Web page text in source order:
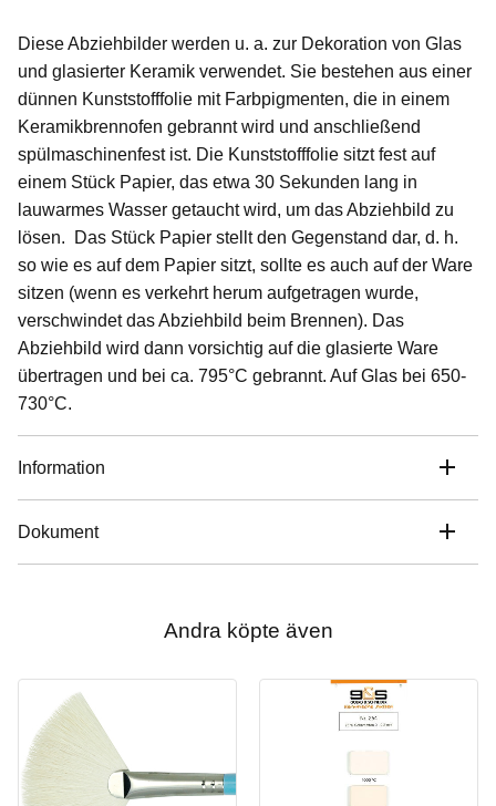
Diese Abziehbilder werden u. a. zur Dekoration von Glas
und glasierter Keramik verwendet. Sie bestehen aus einer
dünnen Kunststofffolie mit Farbpigmenten, die in einem
Keramikbrennofen gebrannt wird und anschließend
spülmaschinenfest ist. Die Kunststofffolie sitzt fest auf
einem Stück Papier, das etwa 30 Sekunden lang in
lauwarmes Wasser getaucht wird, um das Abziehbild zu
lösen. Das Stück Papier stellt den Gegenstand dar, d. h.
so wie es auf dem Papier sitzt, sollte es auch auf der Ware
sitzen (wenn es verkehrt herum aufgetragen wurde,
verschwindet das Abziehbild beim Brennen). Das
Abziehbild wird dann vorsichtig auf die glasierte Ware
übertragen und bei ca. 795°C gebrannt. Auf Glas bei 650-
730°C.
Information
Dokument
Andra köpte även